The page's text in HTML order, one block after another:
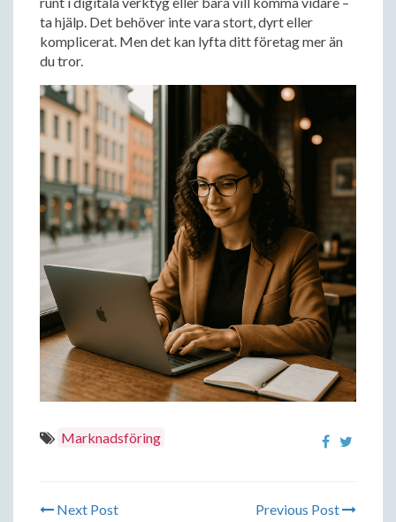
ta hjälp. Det behöver inte vara stort, dyrt eller
komplicerat. Men det kan lyfta ditt företag mer än
du tror.
Marknadsföring
Next Post Previous Post